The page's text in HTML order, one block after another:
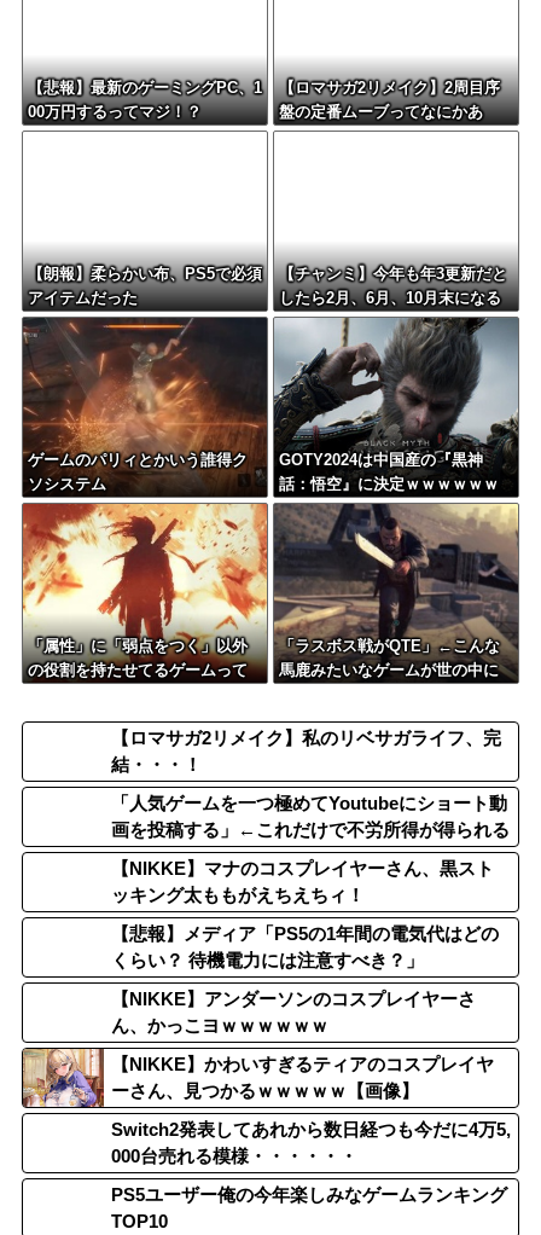
【悲報】最新のゲーミングPC、1
00万円するってマジ！？
【ロマサガ2リメイク】2周目序
盤の定番ムーブってなにかあ
る？
【朗報】柔らかい布、PS5で必須
アイテムだった
【チャンミ】今年も年3更新だと
したら2月、6月、10月末になる
けどこれ毎回LoH月だから暇すぎ
ない？
ゲームのパリィとかいう誰得ク
ソシステム
GOTY2024は中国産の『黒神
話：悟空』に決定ｗｗｗｗｗｗ
「属性」に「弱点をつく」以外
の役割を持たせてるゲームって
「ラスボス戦がQTE」←こんな
馬鹿みたいなゲームが世の中に
【ロマサガ2リメイク】私のリベサガライフ、完
結・・・！
「人気ゲームを一つ極めてYoutubeにショート動
画を投稿する」←これだけで不労所得が得られる
【NIKKE】マナのコスプレイヤーさん、黒スト
ッキング太ももがえちえちィ！
【悲報】メディア「PS5の1年間の電気代はどの
くらい？ 待機電力には注意すべき？」
【NIKKE】アンダーソンのコスプレイヤーさ
ん、かっこヨｗｗｗｗｗｗ
【NIKKE】かわいすぎるティアのコスプレイヤ
ーさん、見つかるｗｗｗｗｗ【画像】
Switch2発表してあれから数日経つも今だに4万5,
000台売れる模様・・・・・・
PS5ユーザー俺の今年楽しみなゲームランキング
TOP10